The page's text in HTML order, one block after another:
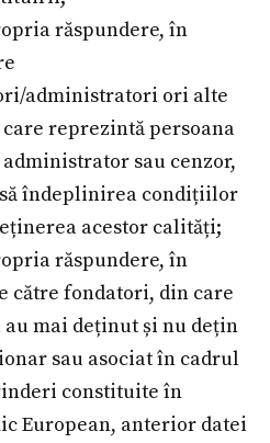
răspundere, în
administratori ori alte
reprezintă persoana
sau cenzor,
îndeplinirea condițiilor
acestor calități;
răspundere, în
către fondatori, din care
au mai deținut și nu dețin
sau asociat în cadrul
constituite în
European, anterior datei